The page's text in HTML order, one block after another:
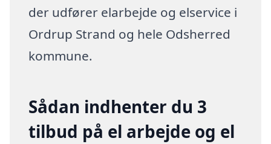
der udfører elarbejde og elservice i
Ordrup Strand og hele Odsherred
kommune.
Sådan indhenter du 3
tilbud på el arbejde og el